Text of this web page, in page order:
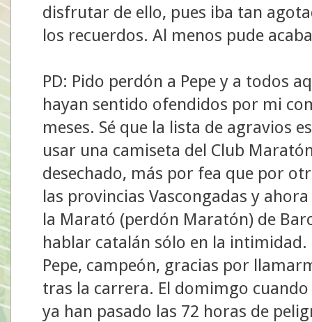
disfrutar de ello, pues iba tan
los recuerdos. Al menos pude
PD: Pido perdón a Pepe y a todos
hayan sentido ofendidos por mi
meses. Sé que la lista de agravios
usar una camiseta del Club
desechado, más por fea que por
las provincias Vascongadas y
la Marató (perdón Maratón) de
hablar catalán sólo en la intimidad.
Pepe, campeón, gracias por
tras la carrera. El domimgo
ya han pasado las 72 horas de